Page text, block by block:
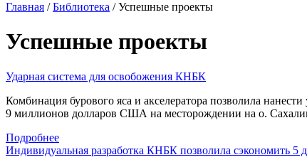
Главная /Библиотека /Успешные проекты
Успешные проекты
Ударная система для освобожения КНБК
Комбинация бурового яса и акселератора позволила
9 миллионов долларов США на месторождении на о.
Подробнее
Индивидуальная разработка КНБК позволила сэкономить 5